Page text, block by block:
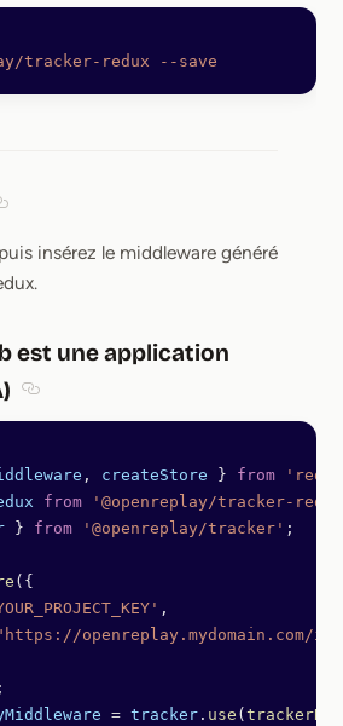
tracker-redux --save
insérez le middleware généré
est une application
, createStore } from
from '@openreplay/tracker-
} from '@openreplay/tracker' ;
({
,
openreplay.mydomain.com/
= tracker . use (